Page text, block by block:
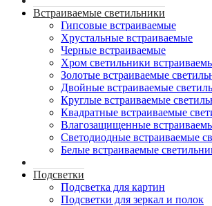
Встраиваемые светильники
Гипсовые встраиваемые
Хрустальные встраиваемые
Черные встраиваемые
Хром светильники
Золотые встраиваемые
Двойные встраиваемые
Круглые встраиваемые
Квадратные встраиваемые
Влагозащищенные
Светодиодные встраиваемые
Белые встраиваемые
Подсветки
Подсветка для картин
Подсветки для зеркал и полок